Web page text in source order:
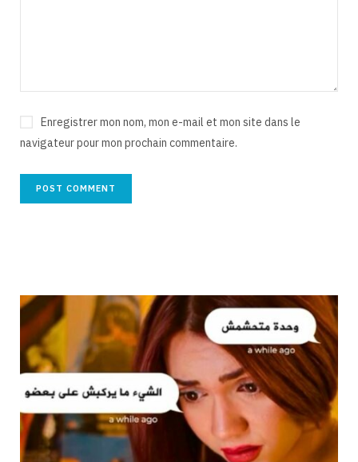
Enregistrer mon nom, mon e-mail et mon site dans le
navigateur pour mon prochain commentaire.